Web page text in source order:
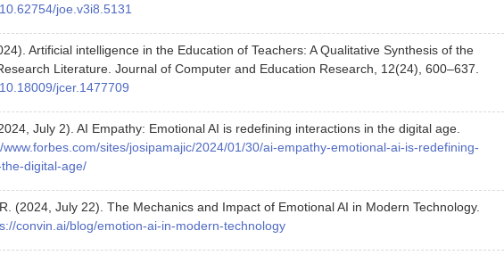
joe.v3i8.5131
Artificial intelligence in the Education of Teachers: A Qualitative Synthesis of the
Literature. Journal of Computer and Education Research, 12(24), 600–637.
jcer.1477709
July 2). AI Empathy: Emotional AI is redefining interactions in the digital age.
www.forbes.com/sites/josipamajic/2024/01/30/ai-empathy-emotional-ai-is-redefining-
digital-age/
(2024, July 22). The Mechanics and Impact of Emotional AI in Modern Technology.
convin.ai/blog/emotion-ai-in-modern-technology